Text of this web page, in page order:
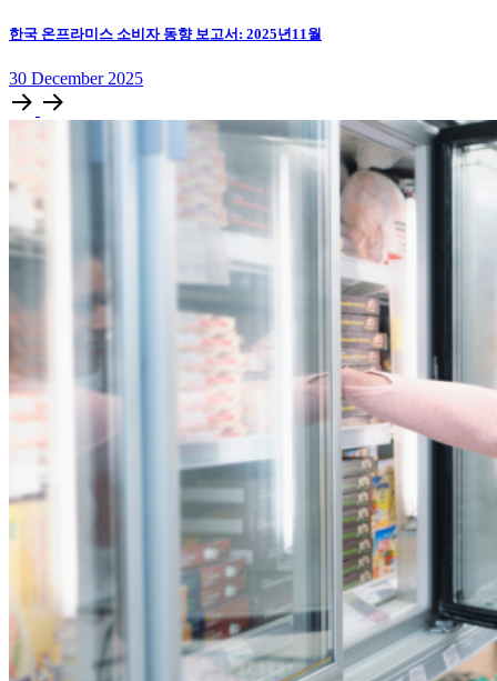
한국 온프라미스 소비자 동향 보고서: 2025년11월
30 December 2025